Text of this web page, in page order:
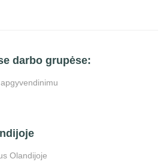
darbo grupėse:
Olandijoje